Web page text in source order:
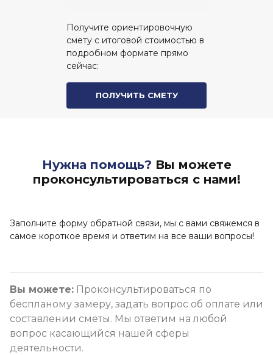
Получите ориентировочную
смету с итоговой стоимостью в
подробном формате прямо
сейчас:
ПОЛУЧИТЬ СМЕТУ
Нужна помощь? Вы можете
проконсультироваться с нами!
Заполните форму обратной связи, мы с вами свяжемся в
самое короткое время и ответим на все ваши вопросы!
Вы можете: Проконсультироваться по
беспланому замеру, задать вопрос об оплате или
составлении сметы. Мы ответим на любой
вопрос касающийся нашей сферы
деятельности.